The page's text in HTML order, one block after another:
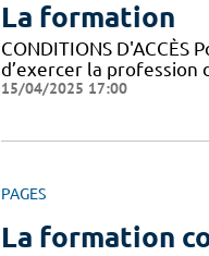
La formation
CONDITIONS
d’exercer la profession
15/04/2025 17:00
PAGES
La formation